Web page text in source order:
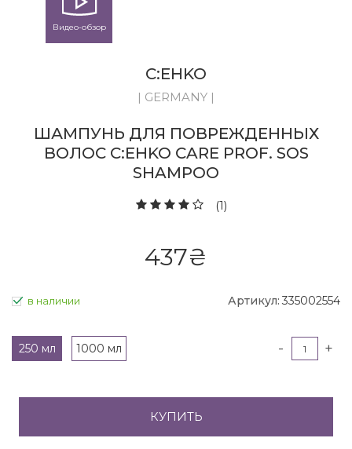
Видео-обзор
C:EHKO
| GERMANY |
ШАМПУНЬ ДЛЯ ПОВРЕЖДЕННЫХ
ВОЛОС C:EHKO CARE PROF. SOS
SHAMPOO
(1)
437₴
в наличии Артикул: 335002554
250 мл 1000 мл - +
КУПИТЬ